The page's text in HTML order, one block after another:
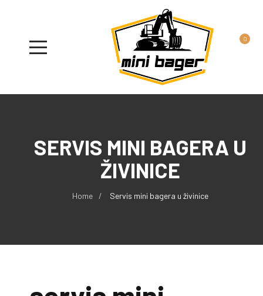
0
SERVIS MINI BAGERA U
ŽIVINICE
Home Servis mini bagera u živinice